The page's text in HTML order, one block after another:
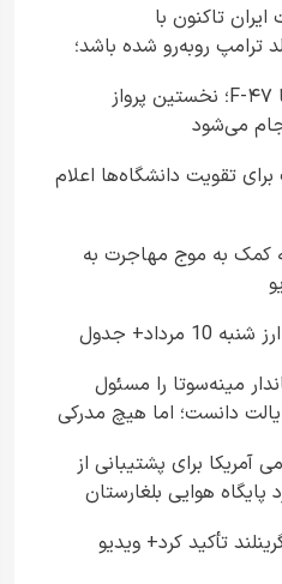
تاکنون با
ترامپ روبه‌رو شده باشد؛
می‌زند
جنگنده نسل ششم آمریکا F-۴۷؛ نخستین پرواز
تقویت دانشگاه‌ها اعلام
کمک به موج مهاجرت به
جدول
مینه‌سوتا را مسئول
دانست؛ اما هیچ مدرکی
برای پشتیبانی از
پایگاه هوایی بلغارستان
تأکید کرد+ ویدیو